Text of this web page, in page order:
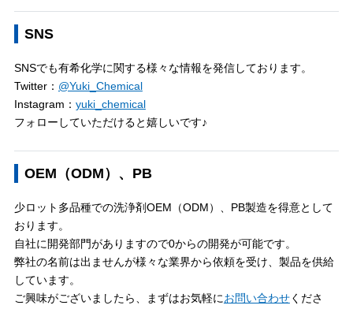
SNS
SNSでも有希化学に関する様々な情報を発信しております。
Twitter： @Yuki_Chemical
Instagram： yuki_chemical
フォローしていただけると嬉しいです♪
OEM（ODM）、PB
少ロット多品種での洗浄剤OEM（ODM）、PB製造を得意として
おります。
自社に開発部門がありますので0からの開発が可能です。
弊社の名前は出ませんが様々な業界から依頼を受け、製品を供給
しています。
ご興味がございましたら、まずはお気軽にお問い合わせくださ